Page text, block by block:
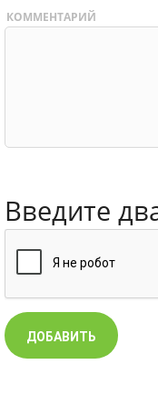
КОММЕНТАРИЙ
Введите